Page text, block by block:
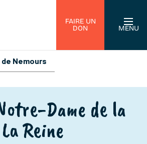
FAIRE UN
DON
MENU
Nemours
Dame de la
Reine